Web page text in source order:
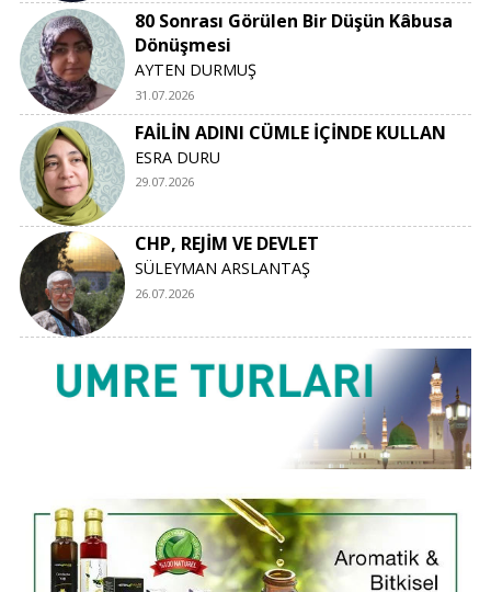
80 Sonrası Görülen Bir Düşün Kâbusa
Dönüşmesi
AYTEN DURMUŞ
31.07.2026
FAİLİN ADINI CÜMLE İÇİNDE KULLAN
ESRA DURU
29.07.2026
CHP, REJİM VE DEVLET
SÜLEYMAN ARSLANTAŞ
26.07.2026